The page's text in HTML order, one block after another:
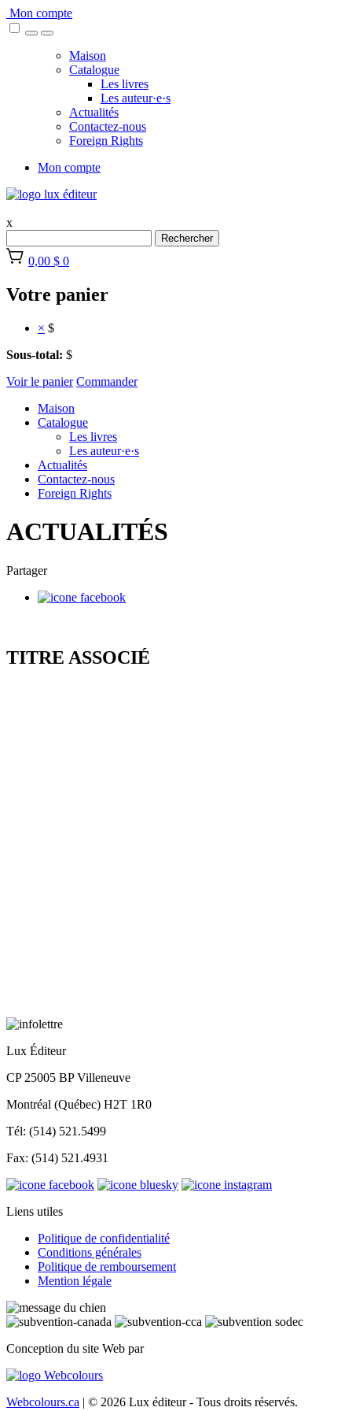
Skip
to
Mon compte
Maison
Catalogue
Les livres
Les auteur·e·s
Actualités
Contactez-nous
Foreign Rights
Mon compte
x
Rechercher
0,00 $ 0
Votre panier
× $
Sous-total: $
Voir le panier Commander
Maison
Catalogue
Les livres
Les auteur·e·s
Actualités
Contactez-nous
Foreign Rights
ACTUALITÉS
Partager
TITRE ASSOCIÉ
Lux Éditeur
CP 25005 BP Villeneuve
Montréal (Québec) H2T 1R0
Tél: (514) 521.5499
Fax: (514) 521.4931
Liens utiles
Politique de confidentialité
Conditions générales
Politique de remboursement
Mention légale
Conception du site Web par
Webcolours.ca | © 2026 Lux éditeur - Tous droits réservés.